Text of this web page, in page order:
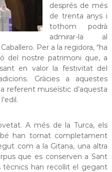
després de més
de trenta anys i
tothom podrà
admirar-la al
Per a la regidora, “ha
del nostre patrimoni que, a
en valor la festivitat del
Gràcies a aquestes
referent museístic d’aquesta
A més de la Turca, els
han tornat completament
com a la Gitana, una altra
que es conserven a Sant
tècnics han recollit el gegant